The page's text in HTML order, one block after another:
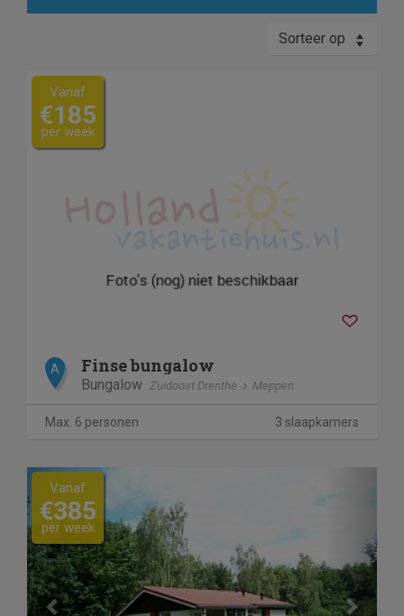
Sorteer op
Vanaf
€185
per week
A Finse bungalow
Bungalow Zuidoost Drenthe Meppen
Max. 6 personen 3 slaapkamers
Previous
Vanaf
€385
per week